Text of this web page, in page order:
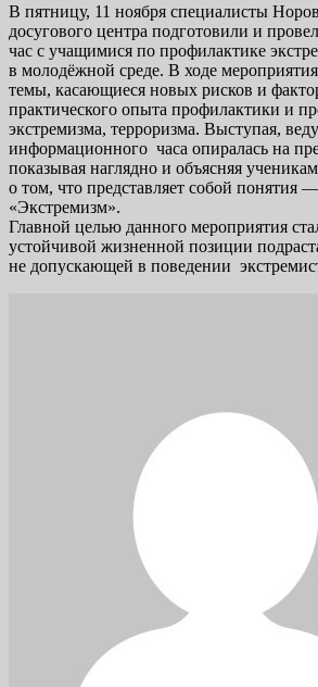
В пятницу, 11 ноября специалисты
досугового центра подготовили и
час с учащимися по профилактике
в молодёжной среде. В ходе
темы, касающиеся новых рисков и
практического опыта профилактики и
экстремизма, терроризма. Выступая,
информационного часа опиралась на
показывая наглядно и объясняя
о том, что представляет собой понятия
«Экстремизм».
Главной целью данного мероприятия
устойчивой жизненной позиции
не допускающей в поведении